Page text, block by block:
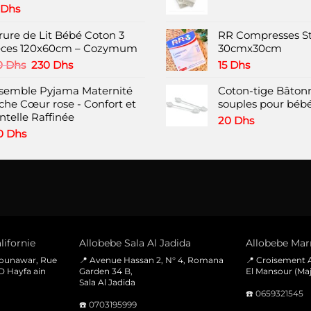
sur
la
produit
Dhs
de Lit Bébé Coton 3
120x60cm – Cozymum
Dhs Le
initial
était :
350 Dhs.
230 DhsLe
actuel
est :
230 Dhs.
Pyjama Maternité
Cœur rose - Confort et
Raffinée
Dhs
RR Compresses
30cmx30cm
15 Dhs
Coton-tige
souples pour
20 Dhs
Rue
Hayfa ain
Allobebe Sala Al Jadida
📍 Avenue Hassan 2, N° 4, Romana
Garden 34 B,
Sala Al Jadida
☎️ 0703195999
Allobebe
📍 Croisement
El Mansour
☎️ 0659321545